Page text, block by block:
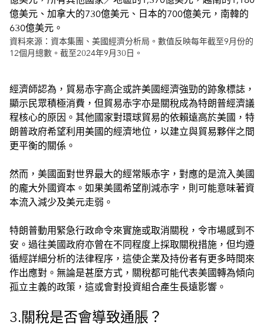
資料來源：資本集團、美國經濟分析局。數值反映每年截至9月份的
12個月總數。截至2024年9月30日。
經濟師認為，貿易赤字高企或許美國經濟強勁的跡象標誌，
顯示民眾積極消費，但貿易赤字亦是關稅成為特朗普經濟議
程核心的原因。其他國家對環球貿易的依賴遠高於美國，特
朗普政府希望利用美國的經濟地位，以建立與貿易夥伴之間
更平衡的關係。
然而，美國面對世界最大的經常賬赤字，對應的是流入美國
的龐大外國資本。如果美國希望削減赤字，則可能意味著資
本流入減少及美元走弱。
特朗普動用緊急行政命令來實施或取消關稅，令市場感到不
安。過往美國政府亦曾在不同程度上採取關稅措施，但均遵
循經詳細分析的法律程序，這使企業及持份者有更多時間來
作出應對。無論是甚麼方式，關稅都可能代表美國轉為傾向
孤立主義的政策，這或會對投資組合產生長遠影響。
3.關稅是否會導致通脹？